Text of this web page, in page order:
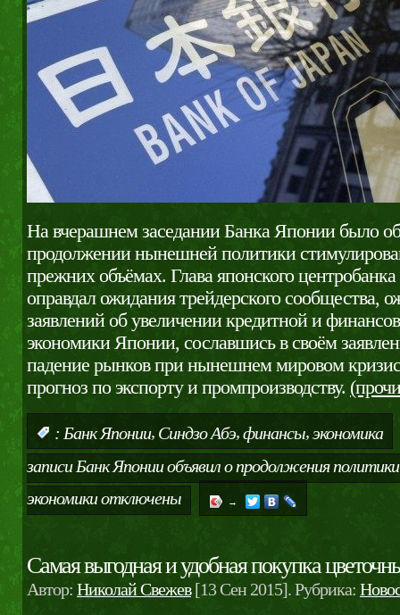
На вчерашнем заседании Банка Японии было
продолжении нынешней политики
прежних объёмах. Глава японского
оправдал ожидания трейдерского сообщества,
заявлений об увеличении кредитной и
экономики Японии, сославшись в своём
падение рынков при нынешнем мировом
прогноз по экспорту и промпроизводству.
: Банк Японии, Синдзо Абэ,финансы,экономика
записи Банк Японии объявил о продолжения
экономикиотключены →
Самая выгодная и удобная покупка
Автор: Николай Свежев[13 Сен 2015]. Рубрика: